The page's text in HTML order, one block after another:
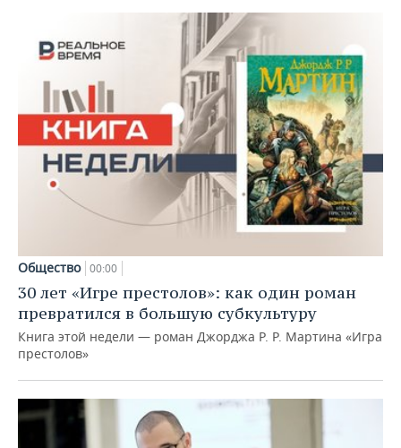
Общество 00:00
30 лет «Игре престолов»: как один роман
превратился в большую субкультуру
Книга этой недели — роман Джорджа Р. Р. Мартина «Игра
престолов»